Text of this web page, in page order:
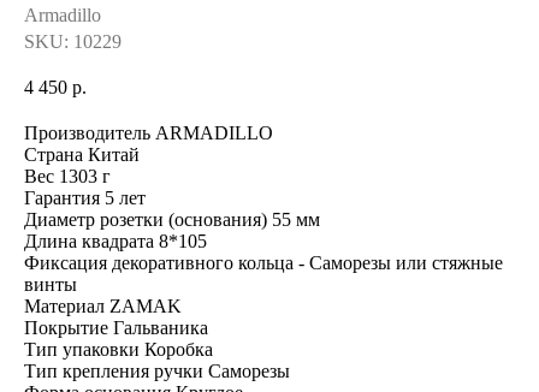
Armadillo
SKU: 10229
4 450 р.
Производитель ARMADILLO
Страна Китай
Вес 1303 г
Гарантия 5 лет
Диаметр розетки (основания) 55 мм
Длина квадрата 8*105
Фиксация декоративного кольца - Саморезы или стяжные
винты
Материал ZAMAK
Покрытие Гальваника
Тип упаковки Коробка
Тип крепления ручки Саморезы